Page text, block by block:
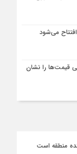
قیمت‌ها را نشان
منطقه است